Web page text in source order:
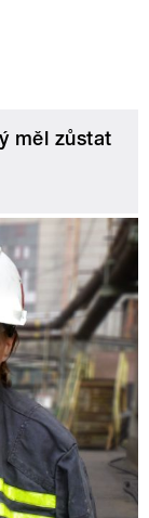
měl zůstat